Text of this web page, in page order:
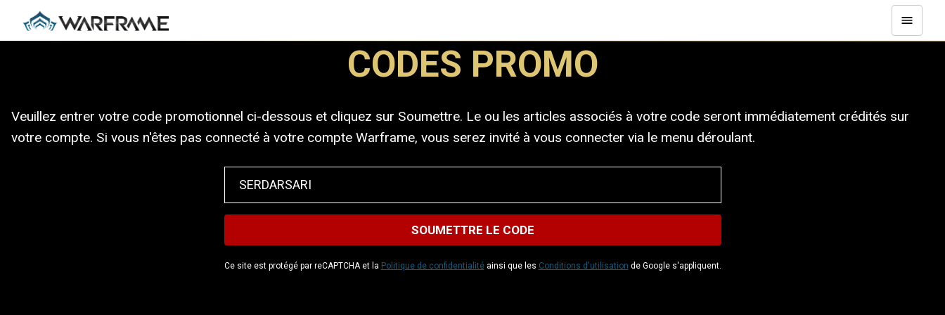
CODES PROMO
Veuillez entrer votre code promotionnel ci-dessous et cliquez sur Soumettre. Le ou les articles associés à votre code seront immédiatement crédités sur
votre compte. Si vous n'êtes pas connecté à votre compte Warframe, vous serez invité à vous connecter via le menu déroulant.
Ce site est protégé par reCAPTCHA et la Politique de confidentialitéainsi que les Conditions d'utilisation de Google s'appliquent.